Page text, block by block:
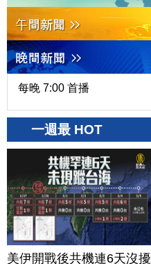
每晚 7:00 首播
一週最 HOT
美伊開戰後共機連6天沒擾